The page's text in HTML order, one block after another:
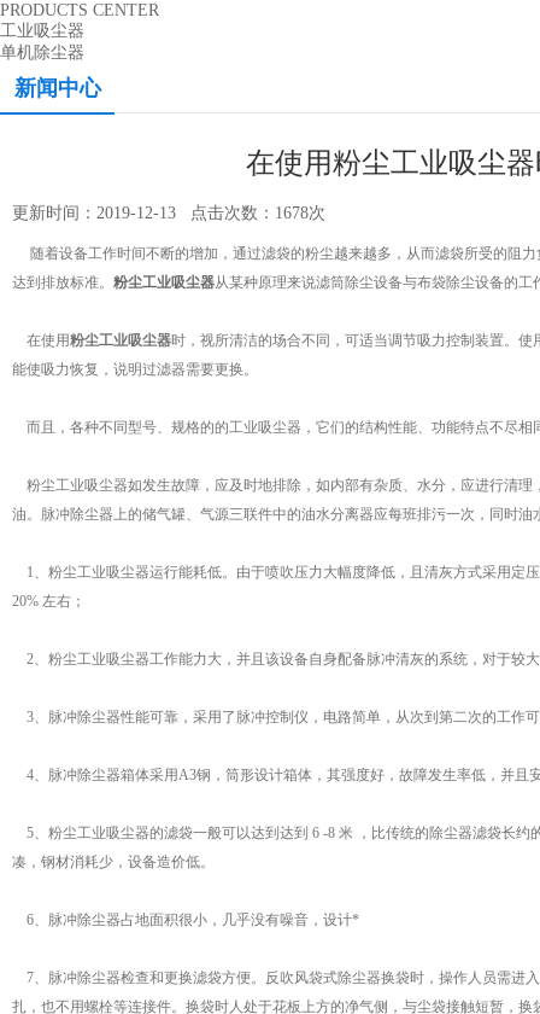
PRODUCTS CENTER
工业吸尘器
单机除尘器
新闻中心
在使用粉尘工业吸尘
更新时间：2019-12-13 点击次数：1678次
随着设备工作时间不断的增加，通过滤袋的粉尘越来越多，从而滤袋所受的阻
达到排放标准。 粉尘工业吸尘器从某种原理来说滤筒除尘设备与布袋除尘设备的工
在使用粉尘工业吸尘器时，视所清洁的场合不同，可适当调节吸力控制装置。
能使吸力恢复，说明过滤器需要更换。
而且，各种不同型号、规格的的工业吸尘器，它们的结构性能、功能特点不尽
粉尘工业吸尘器如发生故障，应及时地排除，如内部有杂质、水分，应进行清
油。脉冲除尘器上的储气罐、气源三联件中的油水分离器应每班排污一次，同时
1、粉尘工业吸尘器运行能耗低。由于喷吹压力大幅度降低，且清灰方式采用定
20% 左右；
2、粉尘工业吸尘器工作能力大，并且该设备自身配备脉冲清灰的系统，对于较
3、脉冲除尘器性能可靠，采用了脉冲控制仪，电路简单，从次到第二次的工作
4、脉冲除尘器箱体采用A3钢，筒形设计箱体，其强度好，故障发生率低，并且
5、粉尘工业吸尘器的滤袋一般可以达到达到 6 -8 米 ，比传统的除尘器滤袋长
凑，钢材消耗少，设备造价低。
6、脉冲除尘器占地面积很小，几乎没有噪音，设计*
7、脉冲除尘器检查和更换滤袋方便。反吹风袋式除尘器换袋时，操作人员需进
扎，也不用螺栓等连接件。换袋时人处于花板上方的净气侧，与尘袋接触短暂，